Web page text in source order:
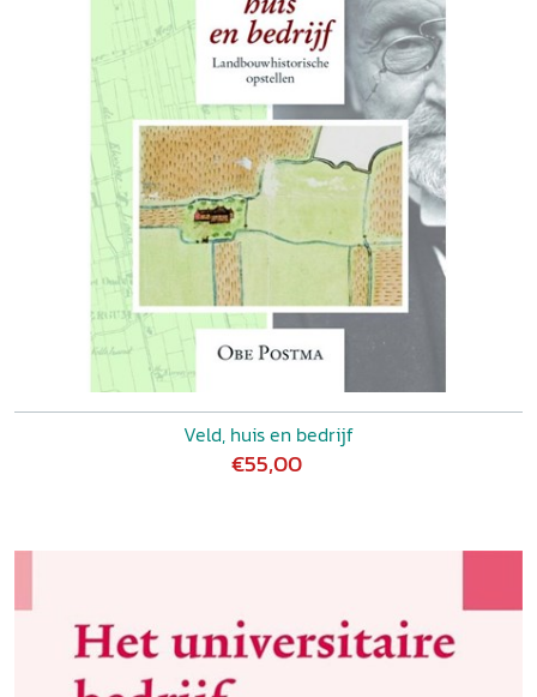
Veld, huis en bedrijf
€55,00